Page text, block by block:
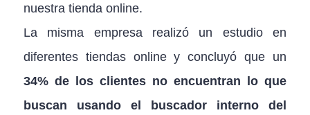
nuestra tienda online.
La misma empresa realizó un estudio en
diferentes tiendas online y concluyó que un
34% de los clientes no encuentran lo que
buscan usando el buscador interno del